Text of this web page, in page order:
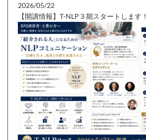
2026/05/22
【開講情報】T-NLP３期スタートします！